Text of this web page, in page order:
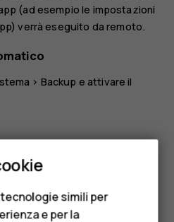
anziani
(ad esempio le impostazioni
verrà eseguito da remoto.
> Backup e attivare il
simili per
e per la